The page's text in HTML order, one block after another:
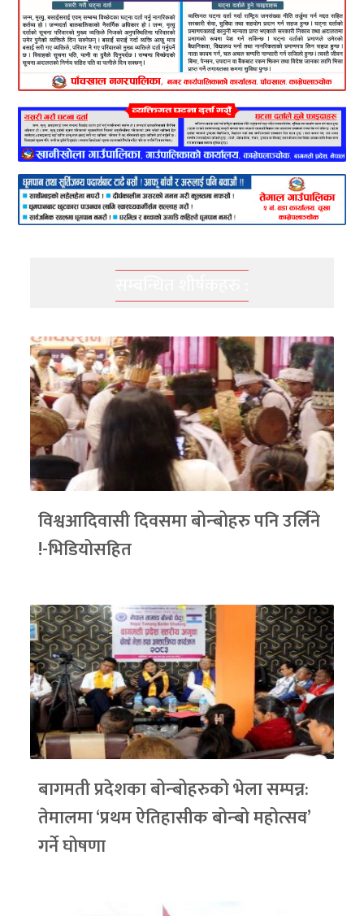
विश्वआदिवासी दिवसमा बोन्बोहरु पनि उर्लिने
!-भिडियोसहित
बागमती प्रदेशका बोन्बोहरुको भेला सम्पन्न:
तेमालमा ‘प्रथम ऐतिहासीक बोन्बो महोत्सव’
गर्ने घोषणा